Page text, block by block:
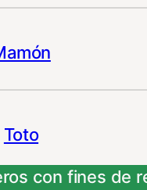
Toto
con fines de